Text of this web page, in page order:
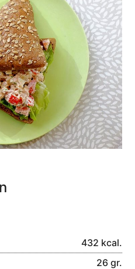
432 kcal.
26 gr.